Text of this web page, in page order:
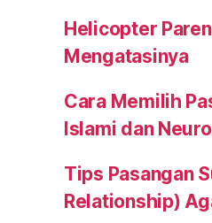
Helicopter
Mengatasinya
Cara Memilih
Islami dan
Tips Pasangan
Relationship)